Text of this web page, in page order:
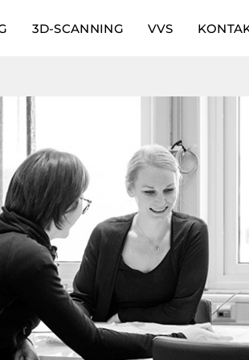
3D-SCANNING VVS